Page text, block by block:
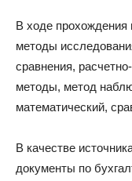
В ходе
методы
сравнения,
методы, метод
математический,
В качестве
документы по